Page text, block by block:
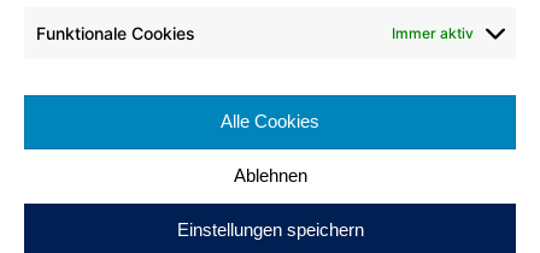
Funktionale Cookies Immer aktiv
Alle Cookies
Ablehnen
Einstellungen speichern
Nutzschicht: 0,55 mm
Nutzungsklasse: